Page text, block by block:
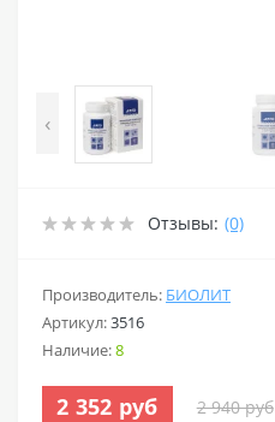
‹
Отзывы: (0)
Производитель: БИОЛИТ
Артикул:3516
Наличие:8
2 352 руб 2 940 руб